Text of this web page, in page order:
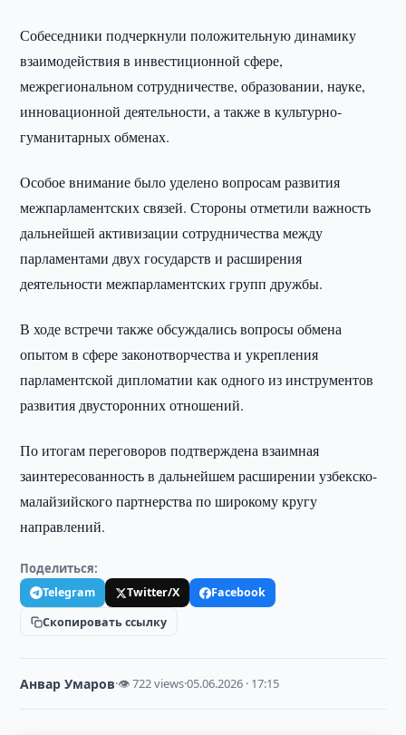
Собеседники подчеркнули положительную динамику
взаимодействия в инвестиционной сфере,
межрегиональном сотрудничестве, образовании, науке,
инновационной деятельности, а также в культурно-
гуманитарных обменах.
Особое внимание было уделено вопросам развития
межпарламентских связей. Стороны отметили важность
дальнейшей активизации сотрудничества между
парламентами двух государств и расширения
деятельности межпарламентских групп дружбы.
В ходе встречи также обсуждались вопросы обмена
опытом в сфере законотворчества и укрепления
парламентской дипломатии как одного из инструментов
развития двусторонних отношений.
По итогам переговоров подтверждена взаимная
заинтересованность в дальнейшем расширении узбекско-
малайзийского партнерства по широкому кругу
направлений.
Поделиться:
Telegram Twitter/X
Facebook
Скопировать ссылку
Анвар Умаров·👁 722 views·05.06.2026 · 17:15